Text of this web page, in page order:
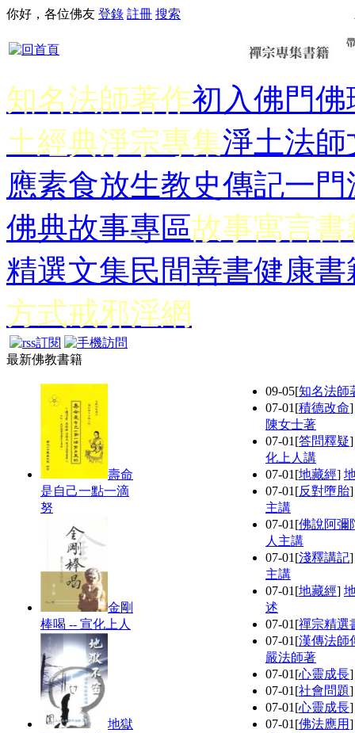
你好，各位佛友 登錄 註冊 搜索
知名法師著作初入佛門佛
土經典淨宗專集淨土法師
應素食放生教史傳記一門
佛典故事專區故事寓言書
精選文集民間善書健康書
方式戒邪淫網
最新佛教書籍
壽命
是自己一點一滴
努
金剛
棒喝 -- 宣化上人
地獄
09-05[知名法師
07-01 [積德改命
陳女士著
07-01 [答問釋疑
化上人講
07-01 [地藏經]
07-01 [反對墮胎
主講
07-01 [佛說阿彌
人主講
07-01 [淺釋講記
主講
07-01 [地藏經]
述
07-01 [禪宗精選
07-01 [漢傳法師
嚴法師著
07-01 [心靈成長
07-01 [社會問題
07-01 [心靈成長
07-01 [佛法應用